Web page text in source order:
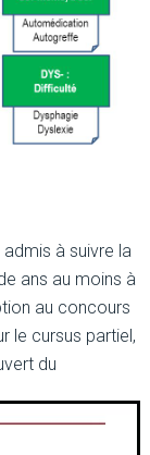
à suivre la
ans au moins à
au concours
le cursus partiel,
du